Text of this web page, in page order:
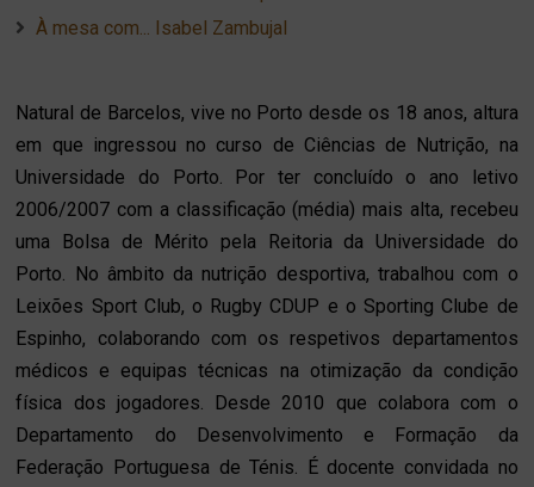
À mesa com... Isabel Zambujal
Natural de Barcelos, vive no Porto desde os 18 anos, altura
em que ingressou no curso de Ciências de Nutrição, na
Universidade do Porto. Por ter concluído o ano letivo
2006/2007 com a classificação (média) mais alta, recebeu
uma Bolsa de Mérito pela Reitoria da Universidade do
Porto. No âmbito da nutrição desportiva, trabalhou com o
Leixões Sport Club, o Rugby CDUP e o Sporting Clube de
Espinho, colaborando com os respetivos departamentos
médicos e equipas técnicas na otimização da condição
física dos jogadores. Desde 2010 que colabora com o
Departamento do Desenvolvimento e Formação da
Federação Portuguesa de Ténis. É docente convidada no